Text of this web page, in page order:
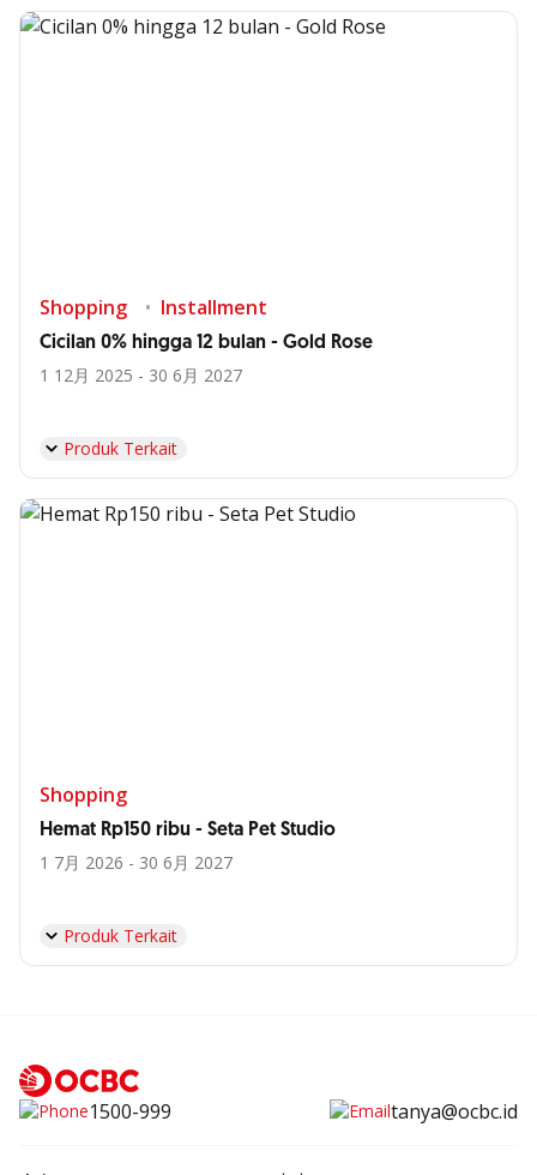
Shopping Installment
Cicilan 0% hingga 12 bulan - Gold Rose
1 12月 2025 - 30 6月 2027
Produk Terkait
Shopping
Hemat Rp150 ribu - Seta Pet Studio
1 7月 2026 - 30 6月 2027
Produk Terkait
1500-999 tanya@ocbc.id